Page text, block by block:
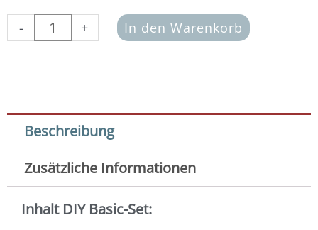
-
mm
(Amazonit)
Menge
+ In den Warenkorb
Beschreibung
Zusätzliche Informationen
Inhalt DIY Basic-Set: